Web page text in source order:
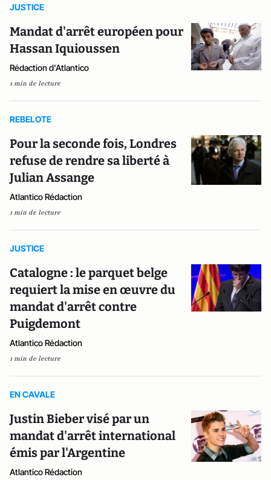
JUSTICE
Mandat d'arrêt européen pour
Hassan Iquioussen
Rédaction d'Atlantico
1 min de lecture
REBELOTE
Pour la seconde fois, Londres
refuse de rendre sa liberté à
Julian Assange
Atlantico Rédaction
1 min de lecture
JUSTICE
Catalogne : le parquet belge
requiert la mise en œuvre du
mandat d'arrêt contre
Puigdemont
Atlantico Rédaction
1 min de lecture
EN CAVALE
Justin Bieber visé par un
mandat d'arrêt international
émis par l'Argentine
Atlantico Rédaction